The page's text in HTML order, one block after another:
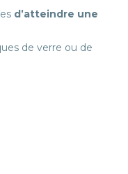
d’atteindre une
de verre ou de